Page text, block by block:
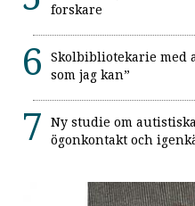
forskare
Skolbibliotekarie med
som jag kan”
Ny studie om
ögonkontakt och